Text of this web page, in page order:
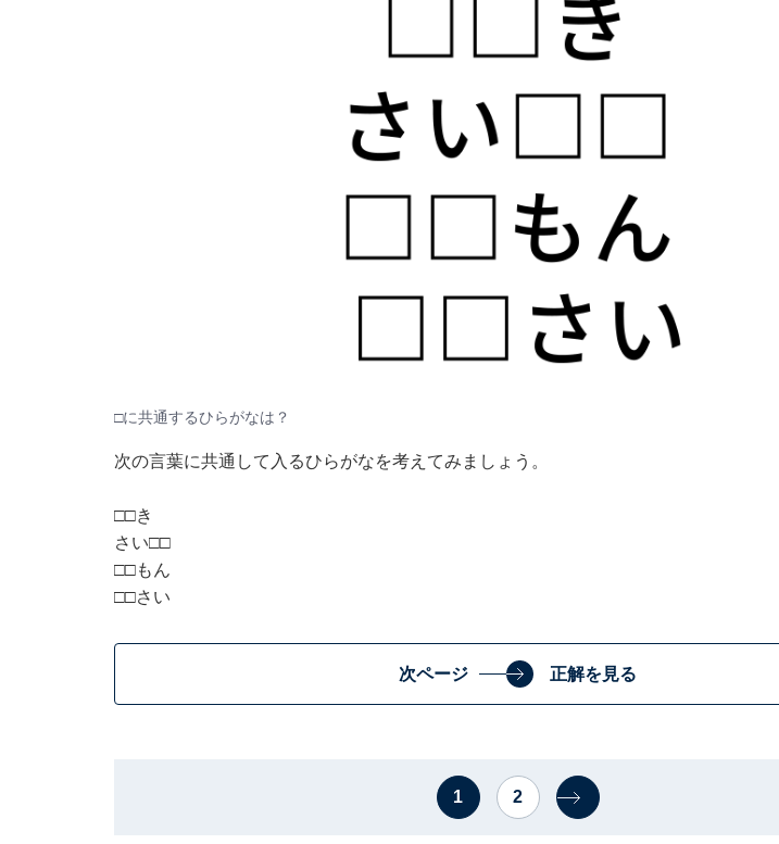
□に共通するひらがなは？
次の言葉に共通して入るひらがなを考えてみましょう。
□□き
さい□□
□□もん
□□さい
次ページ 正解を見る
1 2